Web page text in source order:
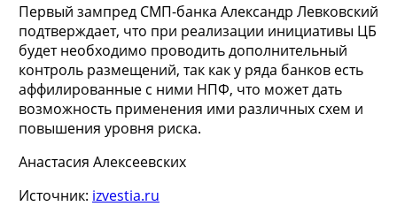
Первый зампред СМП-банка Александр Левковский
подтверждает, что при реализации инициативы ЦБ
будет необходимо проводить дополнительный
контроль размещений, так как у ряда банков есть
аффилированные с ними НПФ, что может дать
возможность применения ими различных схем и
повышения уровня риска.
Анастасия Алексеевских
Источник: izvestia.ru